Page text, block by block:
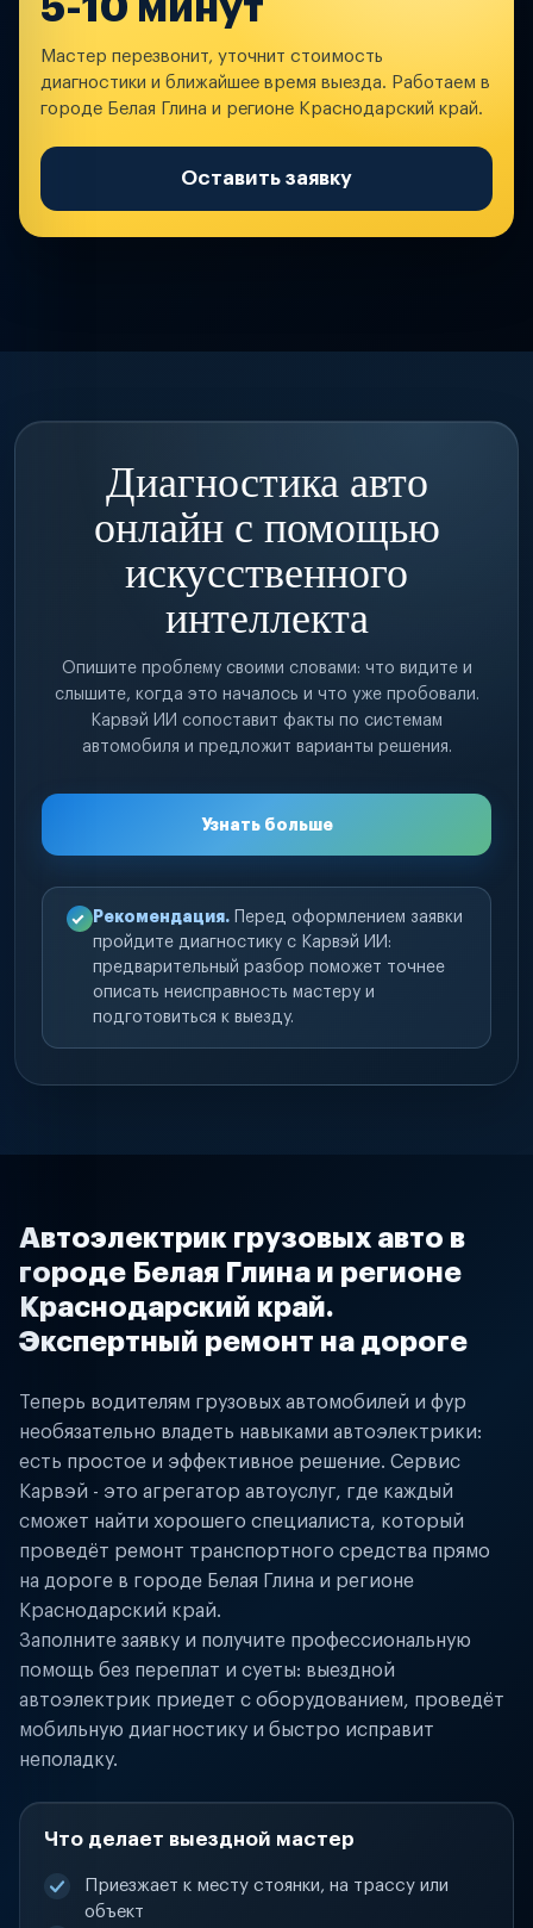
5-10 минут
Мастер перезвонит, уточнит стоимость
диагностики и ближайшее время выезда. Работаем в
городе Белая Глина и регионе Краснодарский край.
Оставить заявку
Диагностика авто
онлайн с помощью
искусственного
интеллекта
Опишите проблему своими словами: что видите и
слышите, когда это началось и что уже пробовали.
Карвэй ИИ сопоставит факты по системам
автомобиля и предложит варианты решения.
Узнать больше
Рекомендация. Перед оформлением заявки
пройдите диагностику с Карвэй ИИ:
предварительный разбор поможет точнее
описать неисправность мастеру и
подготовиться к выезду.
Автоэлектрик грузовых авто в
городе Белая Глина и регионе
Краснодарский край.
Экспертный ремонт на дороге
Теперь водителям грузовых автомобилей и фур
необязательно владеть навыками автоэлектрики:
есть простое и эффективное решение. Сервис
Карвэй - это агрегатор автоуслуг, где каждый
сможет найти хорошего специалиста, который
проведёт ремонт транспортного средства прямо
на дороге в городе Белая Глина и регионе
Краснодарский край.
Заполните заявку и получите профессиональную
помощь без переплат и суеты: выездной
автоэлектрик приедет с оборудованием, проведёт
мобильную диагностику и быстро исправит
неполадку.
Что делает выездной мастер
Приезжает к месту стоянки, на трассу или
объект